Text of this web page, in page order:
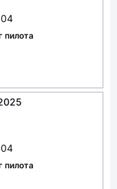
пилота
пилота